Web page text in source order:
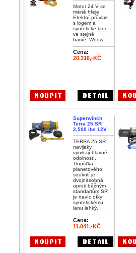
Motor 24 V se
méně hřeje
Efektní průvlak
s logem a
syntetické lano
ve stejné
barvě. Woow!
Cena:
20.316,-KČ
Superwinch
Terra 25 SR
2,500 lbs 12V
TERRA 25 SR
navijáky
vynikají hlavně
odolností.
Tloušťka
planetového
soukolí je
dvojnásobná
oproti běžným
standartům.SR
je navíc díky
syntetickému
lanu lehký.
Cena:
11.041,-KČ